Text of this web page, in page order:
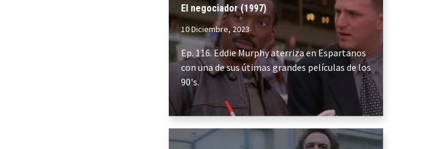
El negociador (1997)
10 Diciembre, 2023
Ep. 116. Eddie Murphy aterriza en Espartanos
con una de sus útimas grandes películas de los
90's.